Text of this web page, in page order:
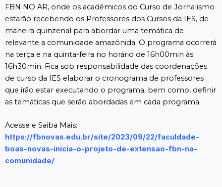
FBN NO AR, onde os acadêmicos do Curso de Jornalismo
estarão recebendo os Professores dos Cursos da IES, de
maneira quinzenal para abordar uma temática de
relevante a comunidade amazônida. O programa ocorrerá
na terça e na quinta-feira no horário de 16h00min às
16h30min. Fica sob responsabilidade das coordenações
de curso da IES elaborar o cronograma de professores
que irão estar executando o programa, bem como, definir
as temáticas que serão abordadas em cada programa.
Acesse e Saiba Mais:
https://fbnovas.edu.br/site/2023/09/22/faculdade-
boas-novas-inicia-o-projeto-de-extensao-fbn-na-
comunidade/